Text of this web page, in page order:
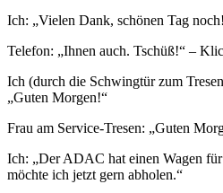
Ich: „Vielen Dank, schönen Tag
Telefon: „Ihnen auch. Tschüß!“ –
Ich (durch die Schwingtür zum
„Guten Morgen!“
Frau am Service-Tresen: „Guten
Ich: „Der ADAC hat einen Wagen
möchte ich jetzt gern abholen.“